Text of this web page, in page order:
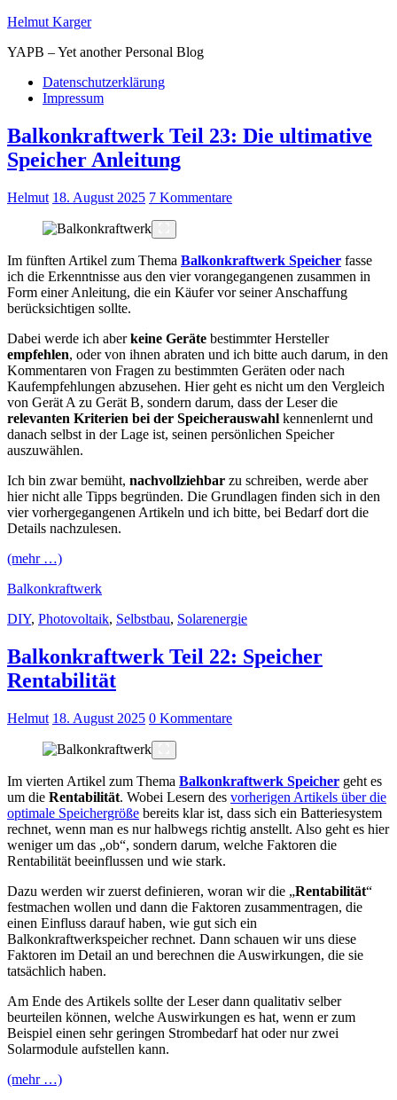
Helmut Karger
YAPB – Yet another Personal Blog
Datenschutzerklärung
Impressum
Balkonkraftwerk Teil 23: Die ultimative
Speicher Anleitung
Helmut 18. August 2025 7 Kommentare
Im fünften Artikel zum Thema Balkonkraftwerk Speicher fasse
ich die Erkenntnisse aus den vier vorangegangenen zusammen in
Form einer Anleitung, die ein Käufer vor seiner Anschaffung
berücksichtigen sollte.
Dabei werde ich aberkeine Geräte bestimmter Hersteller
empfehlen, oder von ihnen abraten und ich bitte auch darum, in den
Kommentaren von Fragen zu bestimmten Geräten oder nach
Kaufempfehlungen abzusehen. Hier geht es nicht um den Vergleich
von Gerät A zu Gerät B, sondern darum, dass der Leser die
relevanten Kriterien bei der Speicherauswahl kennenlernt und
danach selbst in der Lage ist, seinen persönlichen Speicher
auszuwählen.
Ich bin zwar bemüht, nachvollziehbar zu schreiben, werde aber
hier nicht alle Tipps begründen. Die Grundlagen finden sich in den
vier vorhergegangenen Artikeln und ich bitte, bei Bedarf dort die
Details nachzulesen.
(mehr …)
Balkonkraftwerk
DIY, Photovoltaik, Selbstbau, Solarenergie
Balkonkraftwerk Teil 22: Speicher
Rentabilität
Helmut 18. August 2025 0 Kommentare
Im vierten Artikel zum Thema Balkonkraftwerk Speicher geht es
um die Rentabilität. Wobei Lesern des vorherigen Artikels über die
optimale Speichergröße bereits klar ist, dass sich ein Batteriesystem
rechnet, wenn man es nur halbwegs richtig anstellt. Also geht es hier
weniger um das „ob“, sondern darum, welche Faktoren die
Rentabilität beeinflussen und wie stark.
Dazu werden wir zuerst definieren, woran wir die „Rentabilität“
festmachen wollen und dann die Faktoren zusammentragen, die
einen Einfluss darauf haben, wie gut sich ein
Balkonkraftwerkspeicher rechnet. Dann schauen wir uns diese
Faktoren im Detail an und berechnen die Auswirkungen, die sie
tatsächlich haben.
Am Ende des Artikels sollte der Leser dann qualitativ selber
beurteilen können, welche Auswirkungen es hat, wenn er zum
Beispiel einen sehr geringen Strombedarf hat oder nur zwei
Solarmodule aufstellen kann.
(mehr …)